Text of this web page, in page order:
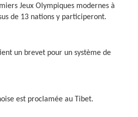
Jeux Olympiques modernes à
de 13 nations y participeront.
un brevet pour un système de
est proclamée au Tibet.